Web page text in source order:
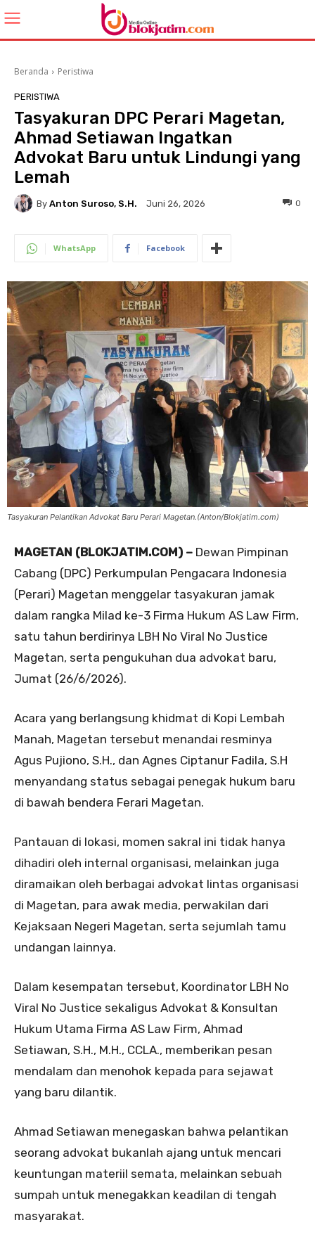
Beranda Peristiwa
PERISTIWA
Tasyakuran DPC Perari Magetan,
Ahmad Setiawan Ingatkan
Advokat Baru untuk Lindungi yang
Lemah
By Anton Suroso, S.H. Juni 26, 2026 0
WhatsApp Facebook
Tasyakuran Pelantikan Advokat Baru Perari Magetan.(Anton/Blokjatim.com)
MAGETAN (BLOKJATIM.COM) – Dewan Pimpinan
Cabang (DPC) Perkumpulan Pengacara Indonesia
(Perari) Magetan menggelar tasyakuran jamak
dalam rangka Milad ke-3 Firma Hukum AS Law Firm,
satu tahun berdirinya LBH No Viral No Justice
Magetan, serta pengukuhan dua advokat baru,
Jumat (26/6/2026).
Acara yang berlangsung khidmat di Kopi Lembah
Manah, Magetan tersebut menandai resminya
Agus Pujiono, S.H., dan Agnes Ciptanur Fadila, S.H
menyandang status sebagai penegak hukum baru
di bawah bendera Ferari Magetan.
Pantauan di lokasi, momen sakral ini tidak hanya
dihadiri oleh internal organisasi, melainkan juga
diramaikan oleh berbagai advokat lintas organisasi
di Magetan, para awak media, perwakilan dari
Kejaksaan Negeri Magetan, serta sejumlah tamu
undangan lainnya.
Dalam kesempatan tersebut, Koordinator LBH No
Viral No Justice sekaligus Advokat & Konsultan
Hukum Utama Firma AS Law Firm, Ahmad
Setiawan, S.H., M.H., CCLA., memberikan pesan
mendalam dan menohok kepada para sejawat
yang baru dilantik.
Ahmad Setiawan menegaskan bahwa pelantikan
seorang advokat bukanlah ajang untuk mencari
keuntungan materiil semata, melainkan sebuah
sumpah untuk menegakkan keadilan di tengah
masyarakat.